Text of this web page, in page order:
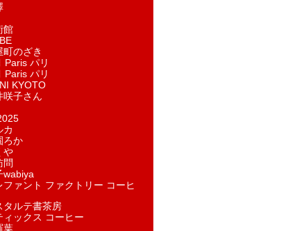
館
のざき
Paris パリ
Paris パリ
KYOTO
子さん
か
や
ァント ファクトリー コーヒ
ルテ書茶房
ックス コーヒー
葉